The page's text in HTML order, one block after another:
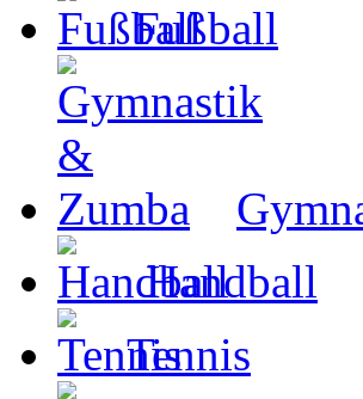
Fußball
Handball
Tennis